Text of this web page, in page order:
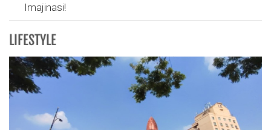
Imajinasi!
LIFESTYLE